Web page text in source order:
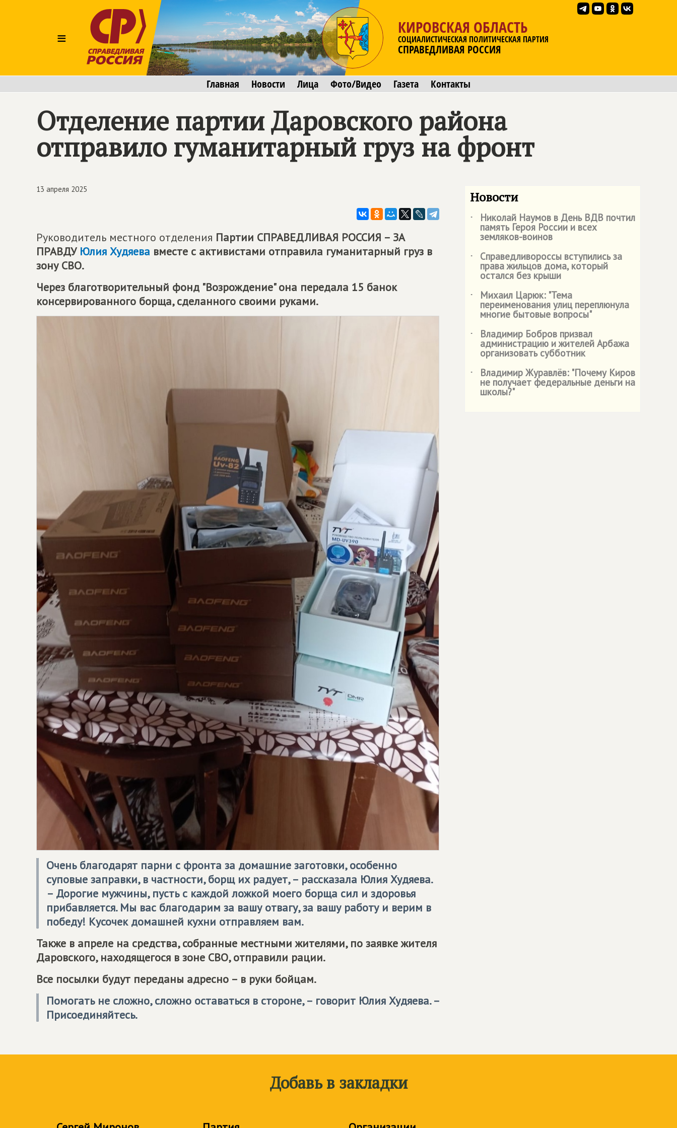
≡
КИРОВСКАЯ ОБЛАСТЬ
СОЦИАЛИСТИЧЕСКАЯ ПОЛИТИЧЕСКАЯ ПАРТИЯ
СПРАВЕДЛИВАЯ РОССИЯ
Главная Новости Лица Фото/Видео Газета Контакты
Отделение партии Даровского района
отправило гуманитарный груз на фронт
13 апреля 2025
Руководитель местного отделения Партии СПРАВЕДЛИВАЯ РОССИЯ – ЗА
ПРАВДУ Юлия Худяева вместе с активистами отправила гуманитарный груз в
зону СВО.
Через благотворительный фонд "Возрождение" она передала 15 банок
консервированного борща, сделанного своими руками.
Очень благодарят парни с фронта за домашние заготовки, особенно
суповые заправки, в частности, борщ их радует, – рассказала Юлия Худяева.
– Дорогие мужчины, пусть с каждой ложкой моего борща сил и здоровья
прибавляется. Мы вас благодарим за вашу отвагу, за вашу работу и верим в
победу! Кусочек домашней кухни отправляем вам.
Также в апреле на средства, собранные местными жителями, по заявке жителя
Даровского, находящегося в зоне СВО, отправили рации.
Все посылки будут переданы адресно – в руки бойцам.
Помогать не сложно, сложно оставаться в стороне, – говорит Юлия Худяева. –
Присоединяйтесь.
Новости
˙ Николай Наумов в День ВДВ почтил
память Героя России и всех
земляков-воинов
˙
Справедливороссы вступились за
права жильцов дома, который
остался без крыши
˙
Михаил Царюк: "Тема
переименования улиц переплюнула
многие бытовые вопросы"
˙
Владимир Бобров призвал
администрацию и жителей Арбажа
организовать субботник
˙
Владимир Журавлёв: "Почему Киров
не получает федеральные деньги на
школы?"
Добавь в закладки